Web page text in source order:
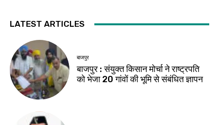
LATEST ARTICLES
बाजपुर
बाजपुर : संयुक्त किसान मोर्चा ने राष्ट्रपति
को भेजा 20 गांवों की भूमि से संबंधित ज्ञापन